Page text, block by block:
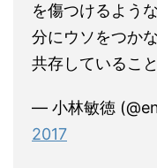
を傷つけるよう
分にウソをつか
共存しているこ
— 小林敏徳
2017